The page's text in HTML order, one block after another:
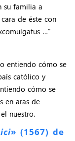
su familia a
de éste con
…”
entiendo cómo se
católico y
cómo se
en aras de
nuestro.
» (1567) de